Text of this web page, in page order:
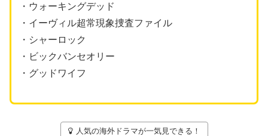
・ウォーキングデッド
・イーヴィル超常現象捜査ファイル
・シャーロック
・ビックバンセオリー
・グッドワイフ
人気の海外ドラマが一気見できる！